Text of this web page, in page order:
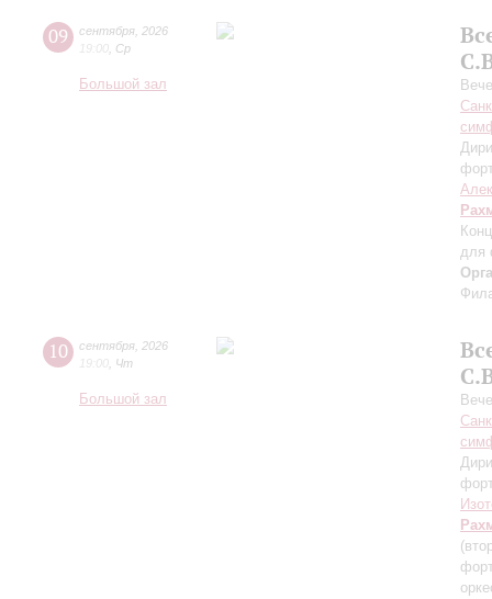
09 сентября 2026
19:00 Ср
Большой зал
для
10 сентября 2026
19:00 Чт
Большой зал